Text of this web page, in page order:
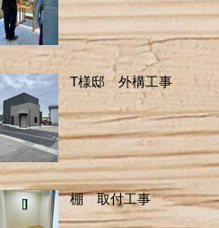
T様邸 外構工事
棚 取付工事